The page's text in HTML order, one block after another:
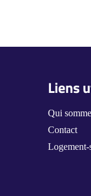
Liens
Qui
Contact
Logement-